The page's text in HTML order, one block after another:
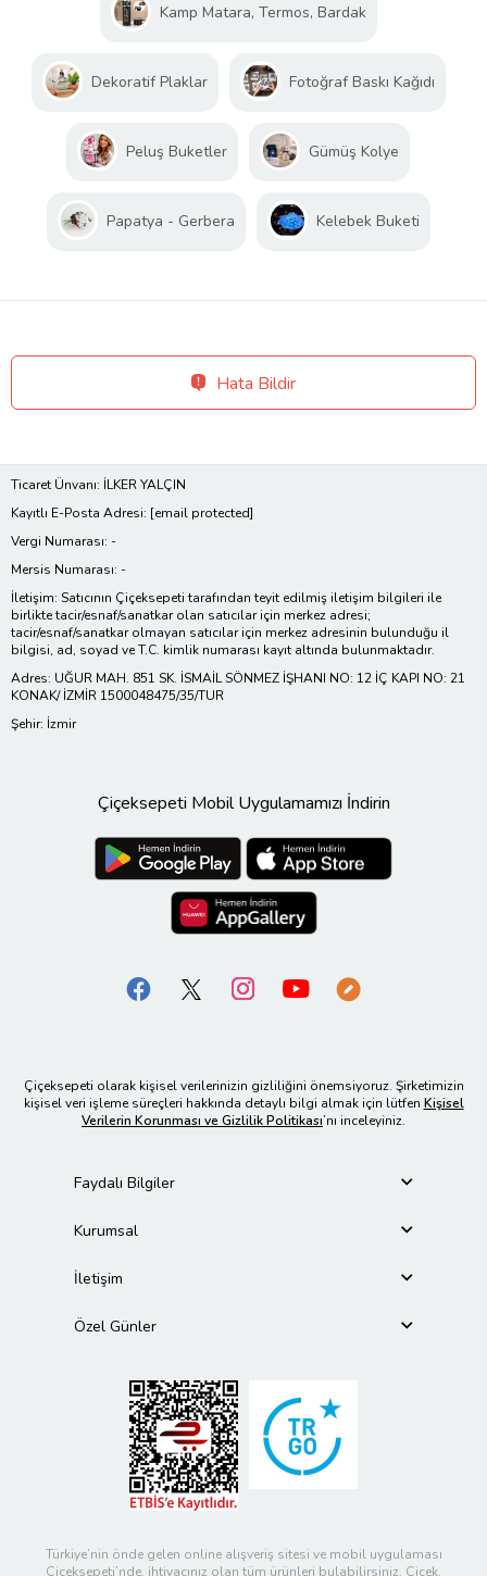
Kamp Matara, Termos, Bardak
Dekoratif Plaklar Fotoğraf Baskı Kağıdı
Peluş Buketler Gümüş Kolye
Papatya - Gerbera Kelebek Buketi
Hata Bildir
Ticaret Ünvanı: İLKER YALÇIN
Kayıtlı E-Posta Adresi: [email protected]
Vergi Numarası: -
Mersis Numarası: -
İletişim: Satıcının Çiçeksepeti tarafından teyit edilmiş iletişim bilgileri ile
birlikte tacir/esnaf/sanatkar olan satıcılar için merkez adresi;
tacir/esnaf/sanatkar olmayan satıcılar için merkez adresinin bulunduğu il
bilgisi, ad, soyad ve T.C. kimlik numarası kayıt altında bulunmaktadır.
Adres: UĞUR MAH. 851 SK. İSMAİL SÖNMEZ İŞHANI NO: 12 İÇ KAPI NO: 21
KONAK/ İZMİR 1500048475/35/TUR
Şehir: İzmir
Çiçeksepeti Mobil Uygulamamızı İndirin
Çiçeksepeti olarak kişisel verilerinizin gizliliğini önemsiyoruz. Şirketimizin
kişisel veri işleme süreçleri hakkında detaylı bilgi almak için lütfen Kişisel
Verilerin Korunması ve Gizlilik Politikası’nı inceleyiniz.
Faydalı Bilgiler
Kurumsal
İletişim
Özel Günler
Türkiye’nin önde gelen online alışveriş sitesi ve mobil uygulaması
Çiçeksepeti’nde, ihtiyacınız olan tüm ürünleri bulabilirsiniz. Çiçek,